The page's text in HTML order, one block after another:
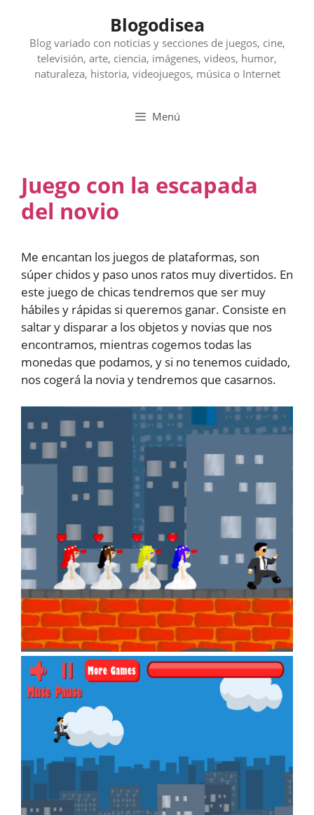
contenido
Blogodisea
Blog variado con noticias y secciones de juegos, cine,
televisión, arte, ciencia, imágenes, videos, humor,
naturaleza, historia, videojuegos, música o Internet
Menú
Juego con la escapada
del novio
Me encantan los juegos de plataformas, son
súper chidos y paso unos ratos muy divertidos. En
este juego de chicas tendremos que ser muy
hábiles y rápidas si queremos ganar. Consiste en
saltar y disparar a los objetos y novias que nos
encontramos, mientras cogemos todas las
monedas que podamos, y si no tenemos cuidado,
nos cogerá la novia y tendremos que casarnos.